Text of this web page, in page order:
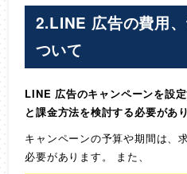
2.LINE 広告の費用
ついて
LINE 広告のキャンペーンを設
と課金方法を検討する必要があり
キャンペーンの予算や期間は、
必要があります。 また、